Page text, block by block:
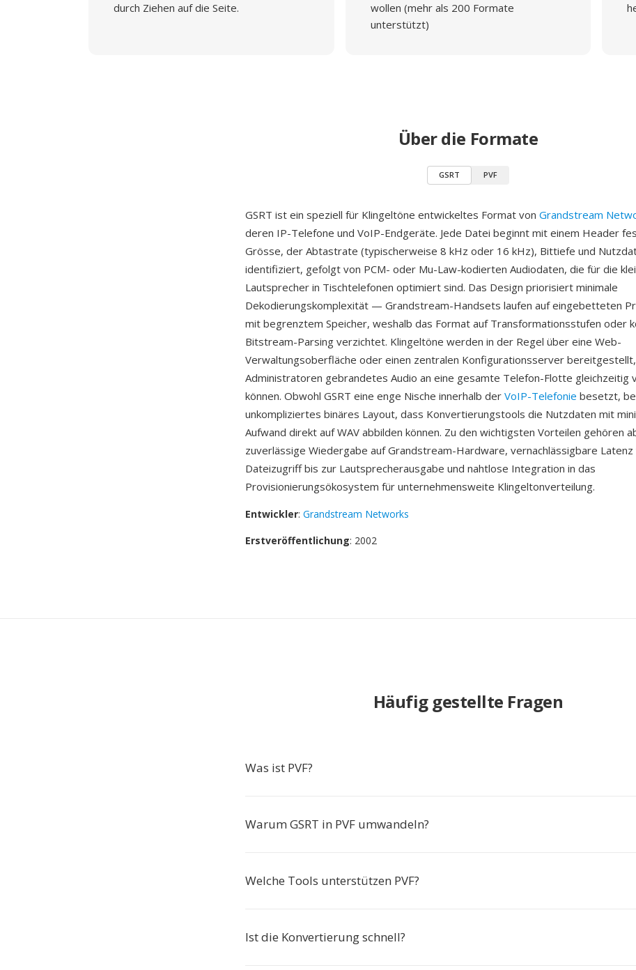
durch Ziehen auf die Seite.
wollen (mehr als 200 Formate
unterstützt)
Über die Formate
GSRT PVF
GSRT ist ein speziell für Klingeltöne entwickeltes Format von Grandstream
deren IP-Telefone und VoIP-Endgeräte. Jede Datei beginnt mit einem Header
Grösse, der Abtastrate (typischerweise 8 kHz oder 16 kHz), Bittiefe und
identifiziert, gefolgt von PCM- oder Mu-Law-kodierten Audiodaten, die für die
Lautsprecher in Tischtelefonen optimiert sind. Das Design priorisiert minimale
Dekodierungskomplexität — Grandstream-Handsets laufen auf eingebetteten
mit begrenztem Speicher, weshalb das Format auf Transformationsstufen oder
Bitstream-Parsing verzichtet. Klingeltöne werden in der Regel über eine Web-
Verwaltungsoberfläche oder einen zentralen Konfigurationsserver
Administratoren gebrandetes Audio an eine gesamte Telefon-Flotte gleichzeitig
können. Obwohl GSRT eine enge Nische innerhalb der VoIP-Telefonie besetzt,
unkompliziertes binäres Layout, dass Konvertierungstools die Nutzdaten mit
Aufwand direkt auf WAV abbilden können. Zu den wichtigsten Vorteilen gehören
zuverlässige Wiedergabe auf Grandstream-Hardware, vernachlässigbare Latenz
Dateizugriff bis zur Lautsprecherausgabe und nahtlose Integration in das
Provisionierungsökosystem für unternehmensweite Klingeltonverteilung.
Entwickler: Grandstream Networks
Erstveröffentlichung: 2002
Häufig gestellte Fragen
Was ist PVF?
Warum GSRT in PVF umwandeln?
Welche Tools unterstützen PVF?
Ist die Konvertierung schnell?